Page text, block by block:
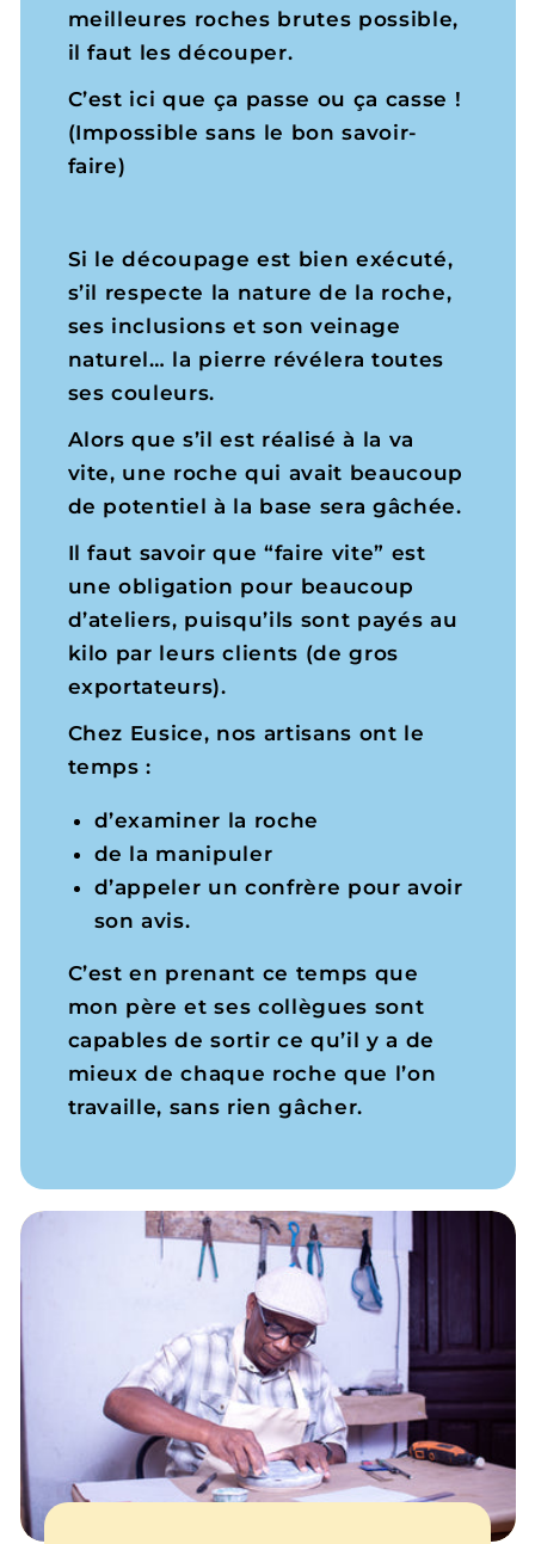
meilleures roches brutes possible,
il faut les découper.
C’est ici que ça passe ou ça casse !
(Impossible sans le bon savoir-
faire)
Si le découpage est bien exécuté,
s’il respecte la nature de la roche,
ses inclusions et son veinage
naturel… la pierre révélera toutes
ses couleurs.
Alors que s’il est réalisé à la va
vite, une roche qui avait beaucoup
de potentiel à la base sera gâchée.
Il faut savoir que “faire vite” est
une obligation pour beaucoup
d’ateliers, puisqu’ils sont payés au
kilo par leurs clients (de gros
exportateurs).
Chez Eusice, nos artisans ont le
temps :
d’examiner la roche
de la manipuler
d’appeler un confrère pour avoir
son avis.
C’est en prenant ce temps que
mon père et ses collègues sont
capables de sortir ce qu’il y a de
mieux de chaque roche que l’on
travaille, sans rien gâcher.